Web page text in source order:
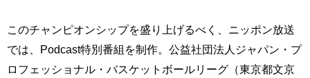
このチャンピオンシップを盛り上げるべく、ニッポン放送
では、Podcast特別番組を制作。公益社団法人ジャパン・プ
ロフェッショナル・バスケットボールリーグ（東京都文京